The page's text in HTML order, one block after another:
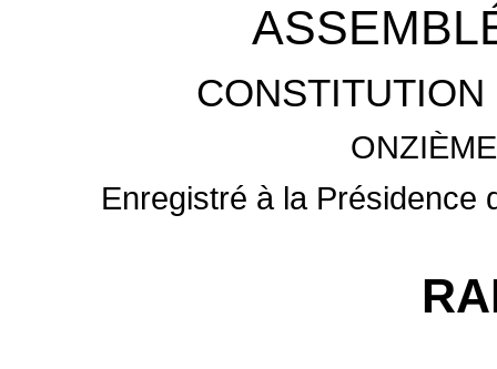
Enregistré à la Présidence